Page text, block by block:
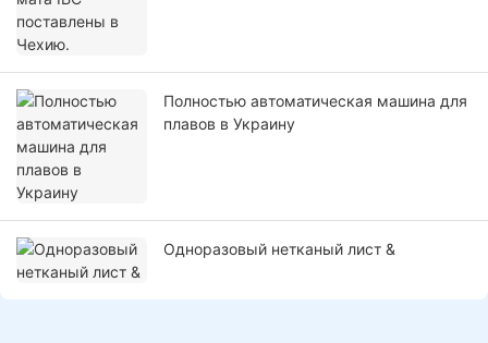
Полностью автоматическая машина для
плавов в Украину
Одноразовый нетканый лист &